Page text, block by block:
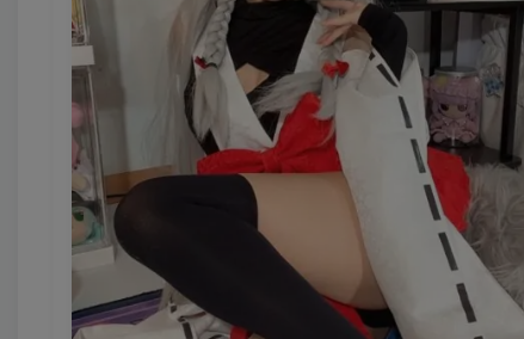
[6.16]
白栎Shirly – NO.055 明日方舟 丰川祥子·旋律的主人
[6.11]
白栎Shirly – NO.054 长崎素世 [113P15V-840MB]
[6.9]
白栎Shirly – NO.053 明日方舟 死芒·爱布拉娜[148P-25V-